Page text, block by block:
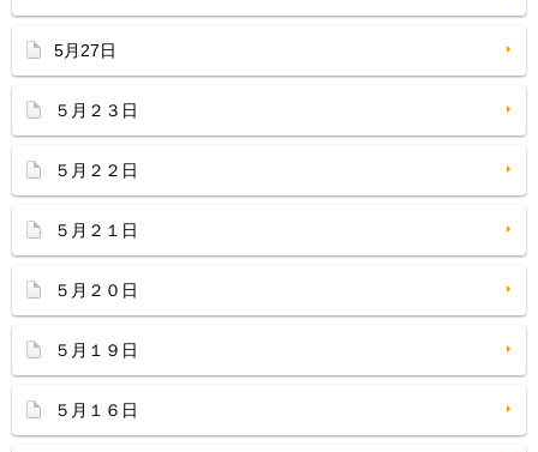
5月27日
５月２３日
５月２２日
５月２１日
５月２０日
５月１９日
５月１６日